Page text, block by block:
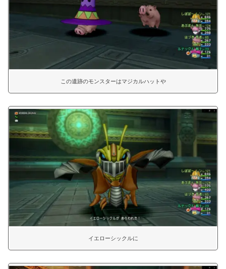
この遺跡のモンスターはマジカルハットや
イエローシックルに